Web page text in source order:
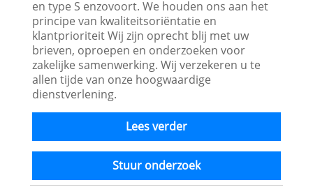
en type S enzovoort. We houden ons aan het
principe van kwaliteitsoriëntatie en
klantprioriteit Wij zijn oprecht blij met uw
brieven, oproepen en onderzoeken voor
zakelijke samenwerking. Wij verzekeren u te
allen tijde van onze hoogwaardige
dienstverlening.
Lees verder
Stuur onderzoek